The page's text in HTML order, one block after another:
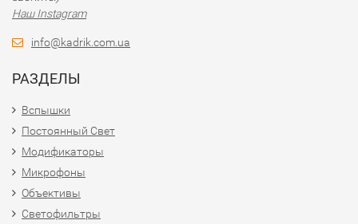
Наш Instagram
info@kadrik.com.ua
РАЗДЕЛЫ
Вспышки
Постоянный Свет
Модификаторы
Микрофоны
Объективы
Светофильтры